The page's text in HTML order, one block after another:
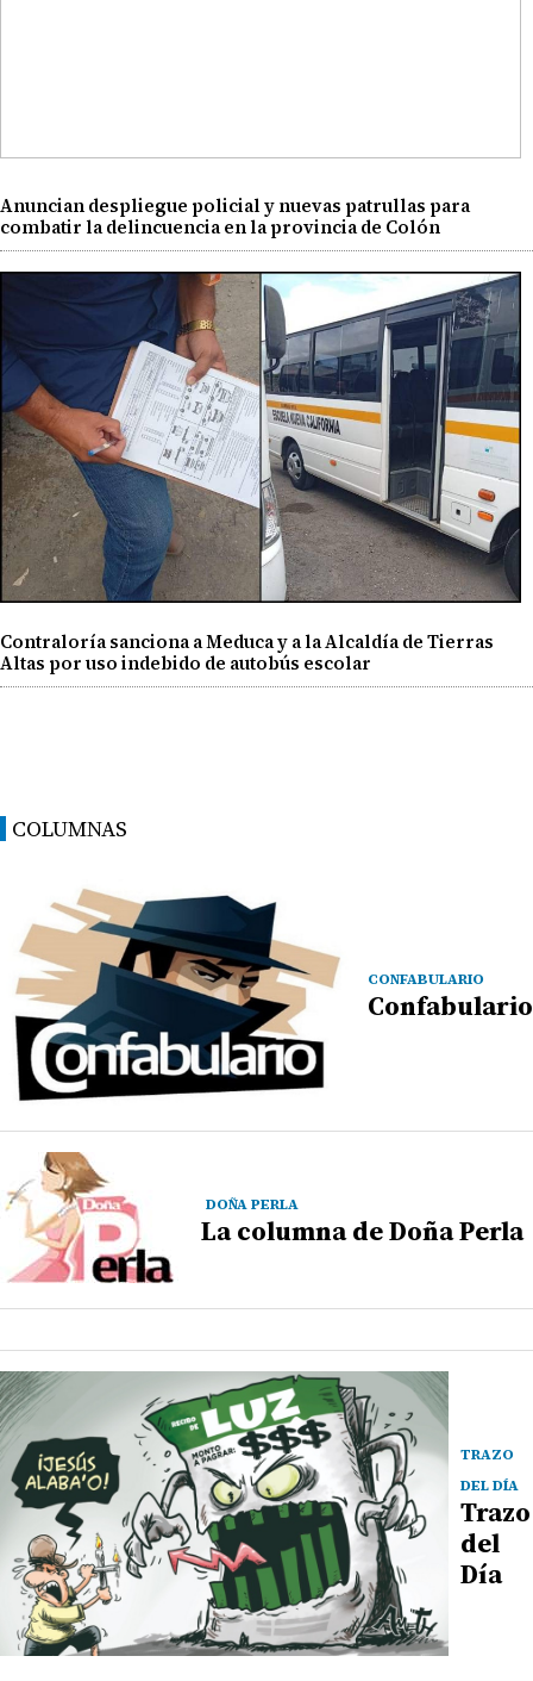
Anuncian despliegue policial y nuevas patrullas para
combatir la delincuencia en la provincia de Colón
Contraloría sanciona a Meduca y a la Alcaldía de Tierras
Altas por uso indebido de autobús escolar
COLUMNAS
CONFABULARIO
Confabulario
DOÑA PERLA
La columna de Doña Perla
TRAZO
DEL DÍA
Trazo
del
Día